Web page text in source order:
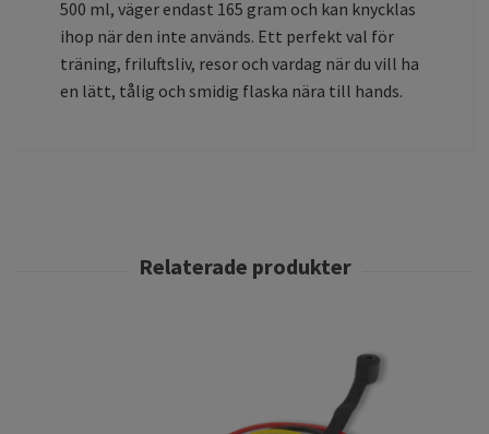
500 ml, väger endast 165 gram och kan knycklas
ihop när den inte används. Ett perfekt val för
träning, friluftsliv, resor och vardag när du vill ha
en lätt, tålig och smidig flaska nära till hands.